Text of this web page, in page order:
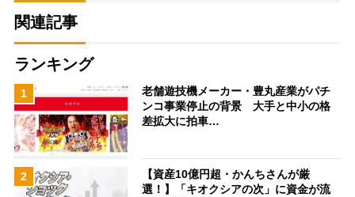
関連記事
ランキング
1
老舗遊技機メーカー・豊丸産業がパチ
ンコ事業停止の背景 大手と中小の格
差拡大に拍車…
2
【資産10億円超・かんちさんが厳
選！】「キオクシアの次」に資金が流